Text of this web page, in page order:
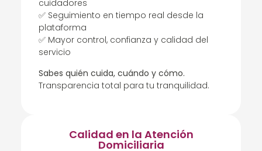
cuidadores
✅ Seguimiento en tiempo real desde la
plataforma
✅ Mayor control, confianza y calidad del
servicio
Sabes quién cuida, cuándo y cómo.
Transparencia total para tu tranquilidad.
Calidad en la Atención
Domiciliaria